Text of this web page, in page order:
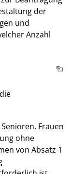
der
und
Anzahl
Frauen
ohne
von Absatz 1